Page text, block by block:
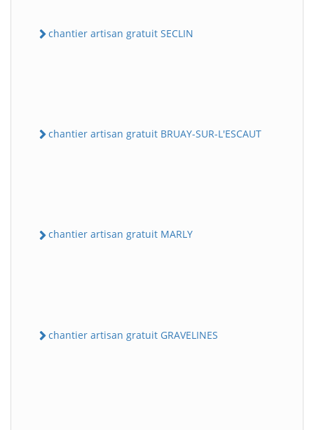
chantier artisan gratuit SECLIN
chantier artisan gratuit BRUAY-SUR-L'ESCAUT
chantier artisan gratuit MARLY
chantier artisan gratuit GRAVELINES